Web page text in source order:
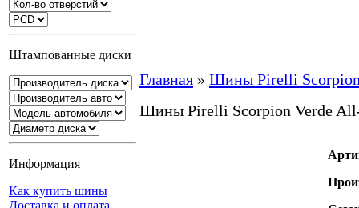
Штампованные диски
Информация
Как купить шины
Доставка и оплата
Главная » Шины Pirelli Scorpion
Шины Pirelli Scorpion Verde